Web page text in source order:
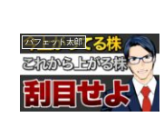
バフェット太郎